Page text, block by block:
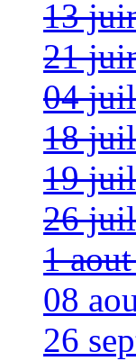
13
21
04
18
19
26
1
08
26